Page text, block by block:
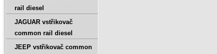
rail diesel
JAGUAR vstřikovač
common rail diesel
JEEP vstřikovač common